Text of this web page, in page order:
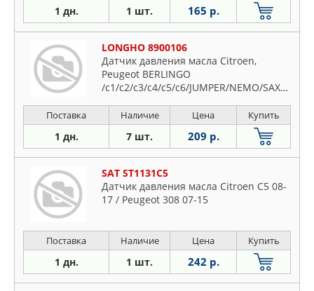
1 дн. 1 шт. 165 р.
LONGHO 8900106
Датчик давления масла Citroen,
Peugeot BERLINGO
/c1/c2/c3/c4/c5/c6/JUMPER/NEMO/SAXO/
Поставка Наличие Цена Купить
1 дн. 7 шт. 209 р.
SAT ST1131C5
Датчик давления масла Citroen C5 08-
17 / Peugeot 308 07-15
Поставка Наличие Цена Купить
1 дн. 1 шт. 242 р.